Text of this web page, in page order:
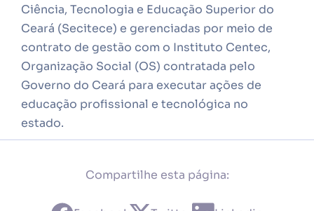
Ciência, Tecnologia e Educação Superior do
Ceará (Secitece) e gerenciadas por meio de
contrato de gestão com o Instituto Centec,
Organização Social (OS) contratada pelo
Governo do Ceará para executar ações de
educação profissional e tecnológica no
estado.
Compartilhe esta página: